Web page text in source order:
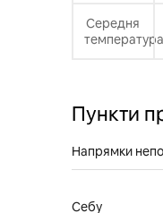
Середня
температура
Пункти
Напрямки
Себу